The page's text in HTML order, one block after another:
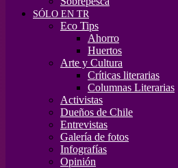
SÓLO EN TR
Eco Tips
Ahorro
Huertos
Arte y Cultura
Críticas literarias
Columnas Literarias
Activistas
Dueños de Chile
Entrevistas
Galería de fotos
Infografías
Opinión